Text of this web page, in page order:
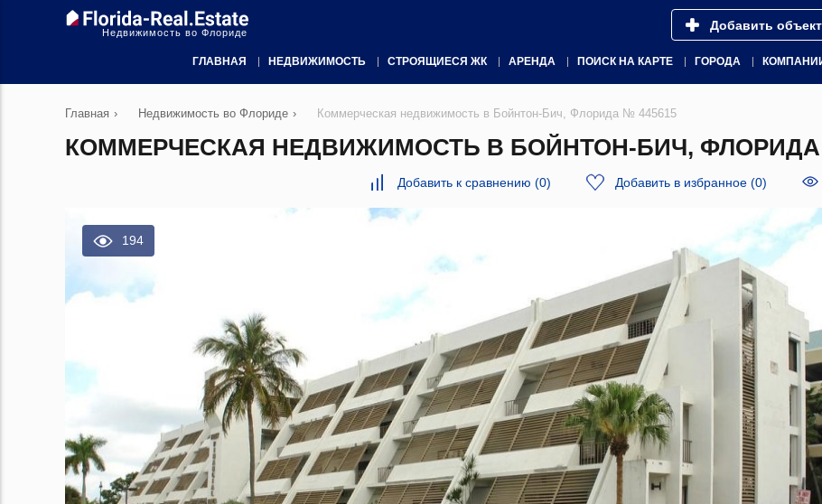
Недвижимость во Флориде Добавить объект
ГЛАВНАЯ НЕДВИЖИМОСТЬ СТРОЯЩИЕСЯ ЖК АРЕНДА ПОИСК НА КАРТЕ ГОРОДА
Главная › Недвижимость во Флориде › Коммерческая недвижимость в Бойнтон-Бич, Флорида № 445615
КОММЕРЧЕСКАЯ НЕДВИЖИМОСТЬ В БОЙНТОН-БИЧ, ФЛОРИДА
Добавить к сравнению (0) Добавить в избранное (0)
194